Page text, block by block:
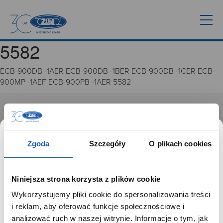
Zgoda Szczegóły O plikach cookies
Niniejsza strona korzysta z plików cookie
Wykorzystujemy pliki cookie do spersonalizowania treści
i reklam, aby oferować funkcje społecznościowe i
analizować ruch w naszej witrynie. Informacje o tym, jak
5582
ECB-900DB -1AER ECB-900DB -1BER ECB-900DB -1CER ECB-
900MP -1AEF ECB-900PB -1AER 5582
GRUPA ZIBI
Misja, wizja i wartości Grupy Zibi
Ważne daty
Zgoda na ciasteczka
PRODUKTYSZANOWNY UŻYTKOWNIKU,
SZANOWNA UŻYTKOWNICZKO